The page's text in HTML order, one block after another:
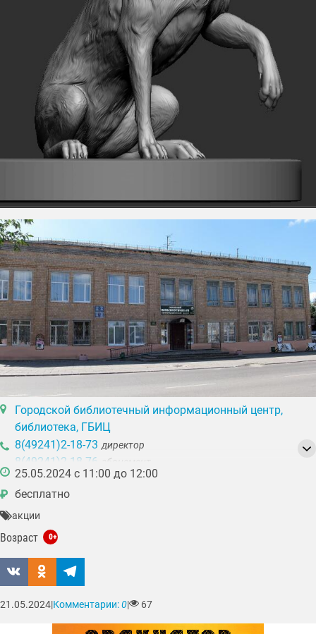
Городской библиотечный информационный центр,
библиотека, ГБИЦ
8(49241)2-18-73 директор
8(49241)2-18-76 абонемент
8(49241)3-43-57 центр правовой информации
25.05.2024 с 11:00 до 12:00
бесплатно
₽
акции
Возраст 0+
21.05.2024|Комментарии:0| 67